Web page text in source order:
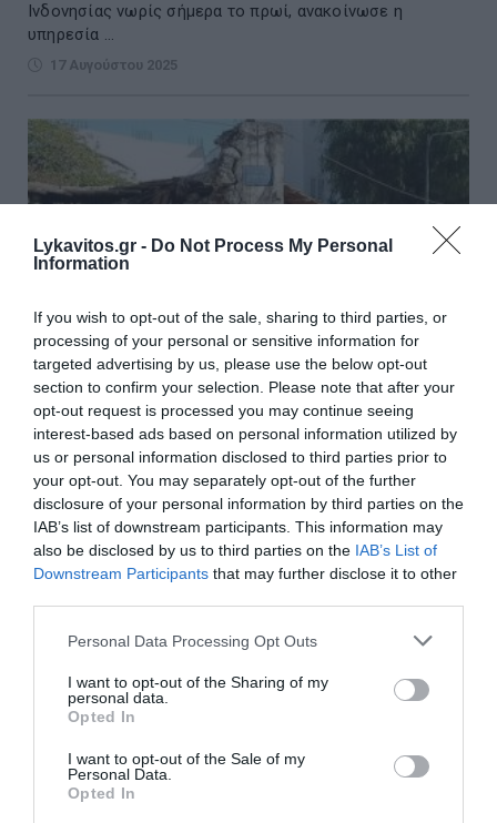
Lykavitos.gr - Do Not Process My Personal
Information
If you wish to opt-out of the sale, sharing to third parties, or
processing of your personal or sensitive information for
targeted advertising by us, please use the below opt-out
section to confirm your selection. Please note that after your
opt-out request is processed you may continue seeing
interest-based ads based on personal information utilized by
us or personal information disclosed to third parties prior to
your opt-out. You may separately opt-out of the further
disclosure of your personal information by third parties on the
IAB’s list of downstream participants. This information may
also be disclosed by us to third parties on the IAB’s List of
Downstream Participants that may further disclose it to other
Please note that this website/app uses one or more Google
not limited to your visit or usage behaviour. You may click to
grant or deny consent to Google and its third-party tags to
use your data for below specified purposes in below Google
consent section.
Personal Data Processing Opt Outs
I want to opt-out of the Sharing of my
personal data.
Opted In
I want to opt-out of the Sale of my
Personal Data.
Opted In
Ινδονησίας νωρίς σήμερα το πρωί, ανακοίνωσε η
υπηρεσία ...
17 Αυγούστου 2025
Τι προβλέπει το σχέδιο «Εγκέλαδος» που
ενεργοποιήθηκε μετά τον σεισμό 5,8 Ρίχτερ
στην Κρήτη
Το σχέδιο «Εγκέλαδος» ενεργοποιήθηκε μετά τον
σεισμό 5,8 Ρίχτερ που έγινε το πρωί στην Κρήτη.
Συναγερμός σήμανε στην Πολιτική Προστασία από τον
Σκέρτσος για ΠΑΣΟΚ: Κανένα ουσιαστικό επιχείρημα για
την έκθεση του ΟΟΣΑ